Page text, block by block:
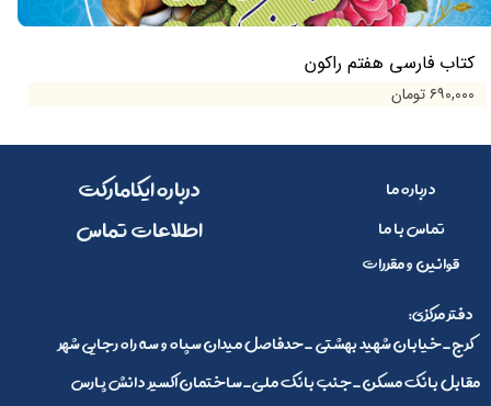
کتاب فارسی هفتم راکون
۶۹۰,۰۰۰ تومان
درباره ما
تماس با ما
قوانین و مقررات
​​درباره ایکامارکت
​اطلاعات تماس
کرج_خیابان شهید بهشتی _حدفاصل میدان سپاه و سه راه رجایی شهر
مقابل بانک مسکن_جنب بانک ملی_ساختمان اکسیر دانش پارس
:دفتر مرکزی